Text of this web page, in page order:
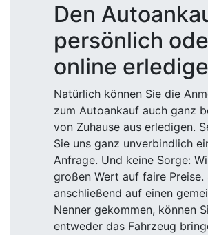
Den
persönlich
online
Natürlich können Sie die
zum Autoankauf auch ganz
von Zuhause aus erledigen.
Sie uns ganz unverbindlich
Anfrage. Und keine Sorge:
großen Wert auf faire Preise.
anschließend auf einen
Nenner gekommen, können
entweder das Fahrzeug